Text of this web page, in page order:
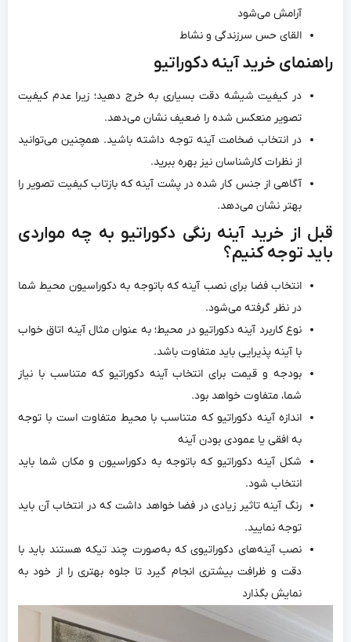
آرامش می‌شود
القای حس سرزندگی و نشاط
راهنمای خرید آینه دکوراتیو
در کیفیت شیشه دقت بسیاری به خرج دهید؛ زیرا عدم کیفیت
تصویر منعکس شده را ضعیف نشان می‌دهد.
در انتخاب ضخامت آینه توجه داشته باشید. همچنین می‌توانید
از نظرات کارشناسان نیز بهره ببرید.
آگاهی از جنس کار شده در پشت آینه که بازتاب کیفیت تصویر را
بهتر نشان می‌دهد.
قبل از خرید آینه رنگی دکوراتیو به چه مواردی
باید توجه کنیم؟
انتخاب فضا برای نصب آینه که باتوجه به دکوراسیون محیط شما
در نظر گرفته می‌شود.
نوع کاربرد آینه دکوراتیو در محیط؛ به عنوان مثال آینه‌ اتاق خواب
با آینه پذیرایی باید متفاوت باشد.
بودجه و قیمت برای انتخاب آینه دکوراتیو که متناسب با نیاز
شما، متفاوت خواهد بود.
اندازه آینه دکوراتیو که متناسب با محیط متفاوت است با توجه
به افقی یا عمودی بودن آینه
شکل آینه دکوراتیو که باتوجه به دکوراسیون و مکان شما باید
انتخاب شود.
رنگ آینه تاثیر زیادی در فضا خواهد داشت که در انتخاب آن باید
توجه نمایید.
نصب آینه‌های دکوراتیوی که به‌صورت چند تیکه هستند باید با
دقت و ظرافت بیشتری انجام گیرد تا جلوه بهتری را از خود به
نمایش بگذارد